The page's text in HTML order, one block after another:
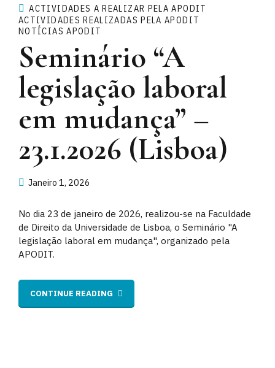
ACTIVIDADES A REALIZAR PELA APODIT
ACTIVIDADES REALIZADAS PELA APODIT
NOTÍCIAS APODIT
Seminário “A
legislação laboral
em mudança” –
23.1.2026 (Lisboa)
Janeiro 1, 2026
No dia 23 de janeiro de 2026, realizou-se na Faculdade
de Direito da Universidade de Lisboa, o Seminário "A
legislação laboral em mudança", organizado pela
APODIT.
CONTINUE READING